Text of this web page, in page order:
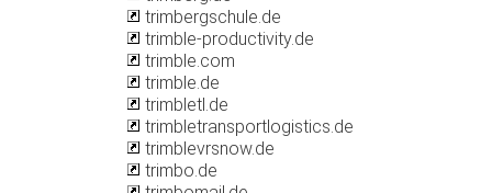
trimbergschule.de
trimble-productivity.de
trimble.com
trimble.de
trimbletl.de
trimbletransportlogistics.de
trimblevrsnow.de
trimbo.de